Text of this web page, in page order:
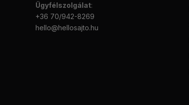
Ügyfélszolgálat:
+36 70/942-8269
hello@hellosajto.hu